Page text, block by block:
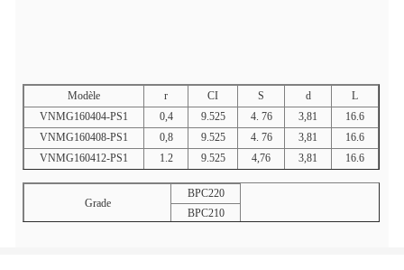
Modèle r CI S d
L
VNMG160404-PS1
0,4 9.525 4. 76 3,81
16.6
VNMG160408-PS1
0,8 9.525 4. 76 3,81
16.6
VNMG160412-PS1
1.2 9.525 4,76 3,81 16.6
Grade
BPC220
BPC210